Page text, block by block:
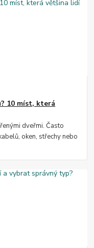
10 míst, která
dveřmi. Často
oken, střechy nebo